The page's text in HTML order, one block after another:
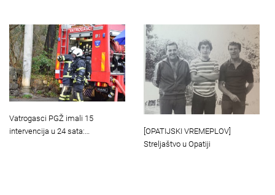
Vatrogasci PGŽ imali 15
intervencija u 24 sata:…
[OPATIJSKI VREMEPLOV]
Streljaštvo u Opatiji